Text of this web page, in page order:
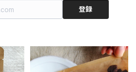
登録